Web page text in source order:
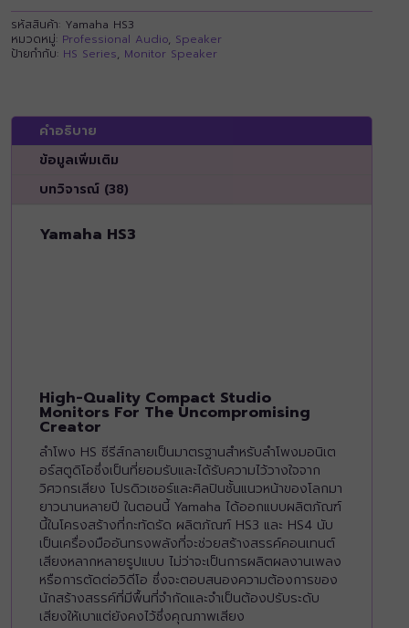
รหัสสินค้า: Yamaha HS3
หมวดหมู่: Professional Audio, Speaker
ป้ายกำกับ: HS Series, Monitor Speaker
คำอธิบาย
ข้อมูลเพิ่มเติม
บทวิจารณ์ (38)
Yamaha HS3
High-Quality Compact Studio
Monitors For The Uncompromising
Creator
ลำโพง HS ซีรีส์กลายเป็นมาตรฐานสำหรับลำโพงมอนิเต
อร์สตูดิโอซึ่งเป็นที่ยอมรับและได้รับความไว้วางใจจาก
วิศวกรเสียง โปรดิวเซอร์และศิลปินชั้นแนวหน้าของโลกมา
ยาวนานหลายปี ในตอนนี้ Yamaha ได้ออกแบบผลิตภัณฑ์
นี้ในโครงสร้างที่กะทัดรัด ผลิตภัณฑ์ HS3 และ HS4 นับ
เป็นเครื่องมืออันทรงพลังที่จะช่วยสร้างสรรค์คอนเทนต์
เสียงหลากหลายรูปแบบ ไม่ว่าจะเป็นการผลิตผลงานเพลง
หรือการตัดต่อวิดีโอ ซึ่งจะตอบสนองความต้องการของ
นักสร้างสรรค์ที่มีพื้นที่จำกัดและจำเป็นต้องปรับระดับ
เสียงให้เบาแต่ยังคงไว้ซึ่งคุณภาพเสียง